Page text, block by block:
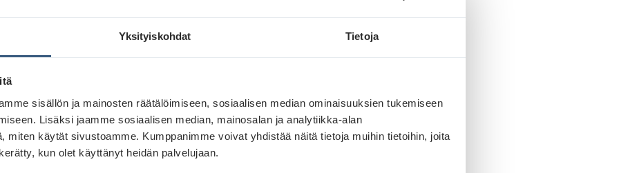
Yksityiskohdat Tietoja
sisällön ja mainosten räätälöimiseen, sosiaalisen median ominaisuuksien tukemiseen
Lisäksi jaamme sosiaalisen median, mainosalan ja analytiikka-alan
miten käytät sivustoamme. Kumppanimme voivat yhdistää näitä tietoja muihin tietoihin, joita
kun olet käyttänyt heidän palvelujaan.
SAMA MAINOS NÄHDÄÄN
KERTAAN
toisto perustuu siihen, että ihmiset ulkona näkevät saman
moneen kertaan. Samalle mainokselle siis altistutaan useammin.
kodin ulkopuolella vietetty aika lisääntyy, myös
toisto on yhä helpommin saavutettavissa.